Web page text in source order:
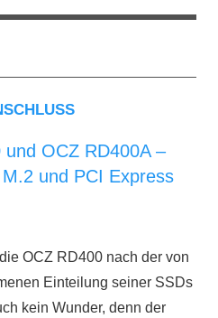
OCZ RD400A –
und PCI Express
OCZ RD400 nach der von
Einteilung seiner SSDs
kein Wunder, denn der